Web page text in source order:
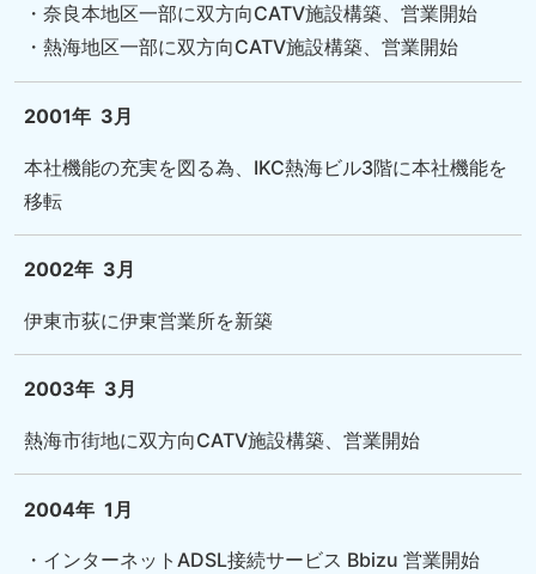
・奈良本地区一部に双方向CATV施設構築、営業開始
・熱海地区一部に双方向CATV施設構築、営業開始
2001年 3月
本社機能の充実を図る為、IKC熱海ビル3階に本社機能を
移転
2002年 3月
伊東市荻に伊東営業所を新築
2003年 3月
熱海市街地に双方向CATV施設構築、営業開始
2004年 1月
・インターネットADSL接続サービス Bbizu 営業開始